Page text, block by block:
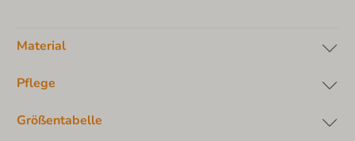
Material
Pflege
Größentabelle